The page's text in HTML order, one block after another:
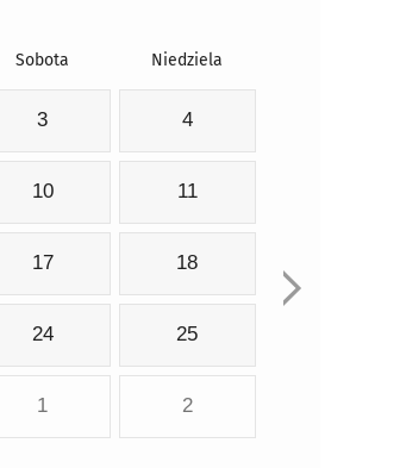
Sobota Niedziela
3 4
10 11
17 18
24 25
1 2